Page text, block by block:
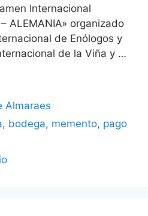
Internacional
ALEMANIA» organizado
de Enólogos y
de la Viña y …
Almaraes
, bodega, memento, pago